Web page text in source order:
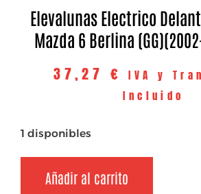
Elevalunas Electrico
Mazda 6 Berlina
37,27 €
IVA y
Incluido
1 disponibles
Añadir al carrito